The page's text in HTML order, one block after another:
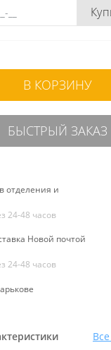
В КОРЗИНУ
БЫСТРЫЙ ЗАКАЗ
отделения и
24-48 часов
Новой почтой
24-48 часов